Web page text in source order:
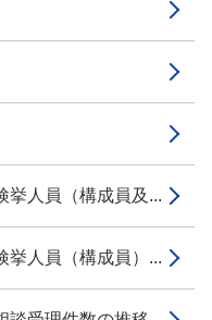
人員（構成員及...
人員（構成員）...